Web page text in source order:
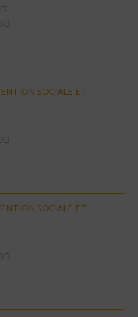
SOCIALE ET
SOCIALE ET